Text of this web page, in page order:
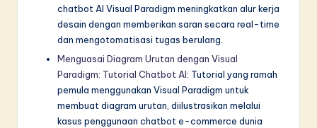
chatbot AI Visual Paradigm meningkatkan alur kerja
desain dengan memberikan saran secara real-time
dan mengotomatisasi tugas berulang.
Menguasai Diagram Urutan dengan Visual
Paradigm: Tutorial Chatbot AI: Tutorial yang ramah
pemula menggunakan Visual Paradigm untuk
membuat diagram urutan, diilustrasikan melalui
kasus penggunaan chatbot e-commerce dunia